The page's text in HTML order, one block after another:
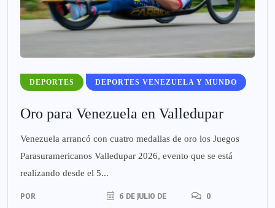
DEPORTES DEPORTES VENEZUELA Y MUNDO
Oro para Venezuela en Valledupar
Venezuela arrancó con cuatro medallas de oro los Juegos
Parasuramericanos Valledupar 2026, evento que se está
realizando desde el 5...
POR
6 DE JULIO DE
0